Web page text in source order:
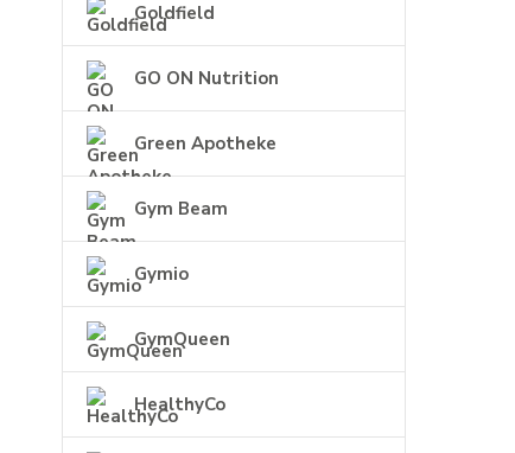
Goldfield
GO ON Nutrition
Green Apotheke
Gym Beam
Gymio
GymQueen
HealthyCo